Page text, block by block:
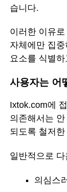
습니다.
이러한 이유
자체에만 집
요소를 식별
사용자는 어
Ixtok.com에
의존해서는
되도록 철저
일반적으로
의심스